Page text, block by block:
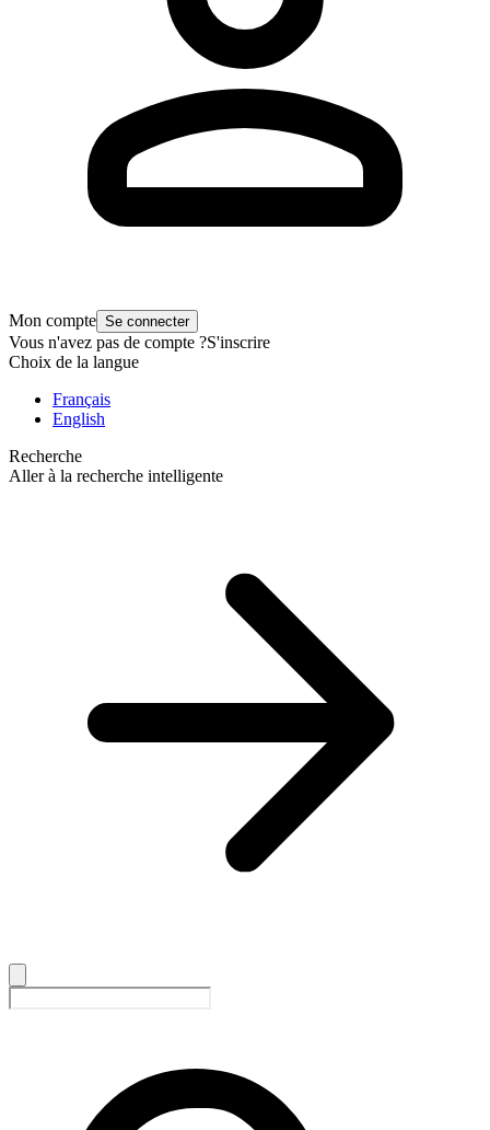
Mon compte Se connecter
Vous n'avez pas de compte ?S'inscrire
Choix de la langue
Français
English
Recherche
Aller à la recherche intelligente